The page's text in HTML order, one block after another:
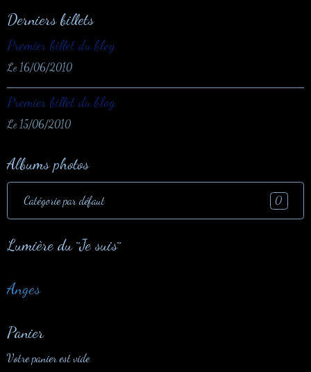
Derniers billets
Premier billet du blog
Le 16/06/2010
Premier billet du blog
Le 15/06/2010
Albums photos
Catégorie par défaut 0
Lumière du ¨Je suis¨
Anges
Panier
Votre panier est vide